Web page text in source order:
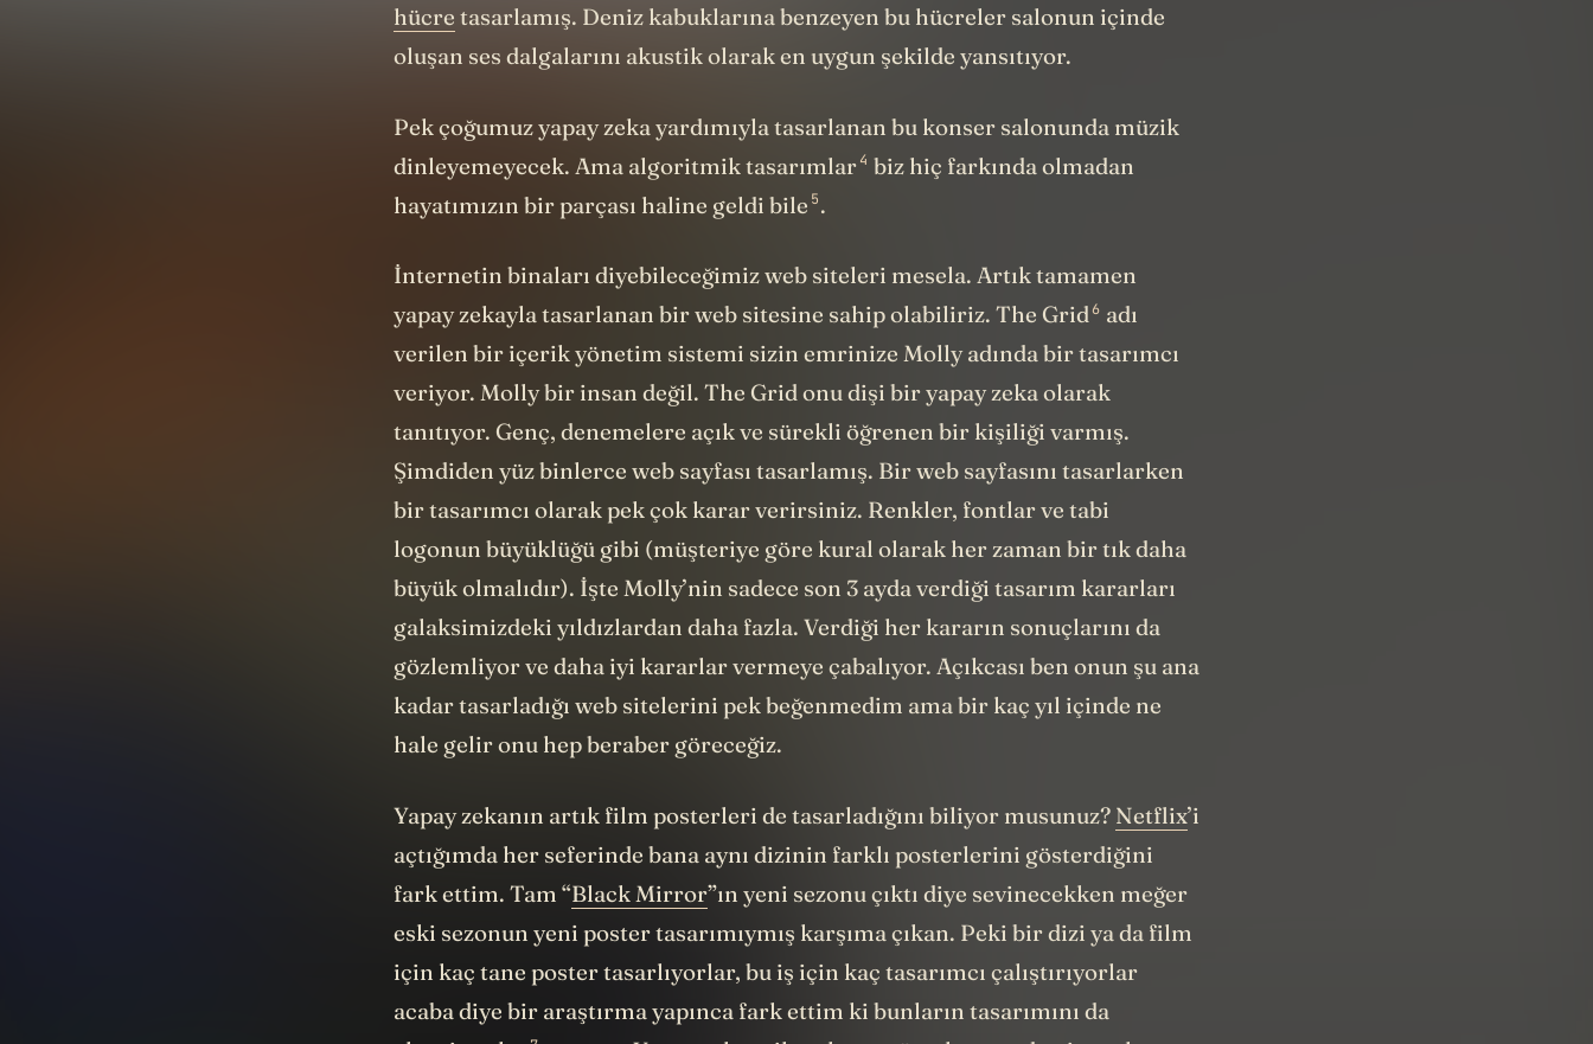
hücre tasarlamış. Deniz kabuklarına benzeyen bu hücreler salonun içinde
oluşan ses dalgalarını akustik olarak en uygun şekilde yansıtıyor.
Pek çoğumuz yapay zeka yardımıyla tasarlanan bu konser salonunda müzik
dinleyemeyecek. Ama algoritmik tasarımlar 4 biz hiç farkında olmadan
hayatımızın bir parçası haline geldi bile 5.
İnternetin binaları diyebileceğimiz web siteleri mesela. Artık tamamen
yapay zekayla tasarlanan bir web sitesine sahip olabiliriz. The Grid6 adı
verilen bir içerik yönetim sistemi sizin emrinize Molly adında bir tasarımcı
veriyor. Molly bir insan değil. The Grid onu dişi bir yapay zeka olarak
tanıtıyor. Genç, denemelere açık ve sürekli öğrenen bir kişiliği varmış.
Şimdiden yüz binlerce web sayfası tasarlamış. Bir web sayfasını tasarlarken
bir tasarımcı olarak pek çok karar verirsiniz. Renkler, fontlar ve tabi
logonun büyüklüğü gibi (müşteriye göre kural olarak her zaman bir tık daha
büyük olmalıdır). İşte Molly’nin sadece son 3 ayda verdiği tasarım kararları
galaksimizdeki yıldızlardan daha fazla. Verdiği her kararın sonuçlarını da
gözlemliyor ve daha iyi kararlar vermeye çabalıyor. Açıkcası ben onun şu ana
kadar tasarladığı web sitelerini pek beğenmedim ama bir kaç yıl içinde ne
hale gelir onu hep beraber göreceğiz.
Yapay zekanın artık film posterleri de tasarladığını biliyor musunuz? Netflix ’i
açtığımda her seferinde bana aynı dizinin farklı posterlerini gösterdiğini
fark ettim. Tam “ Black Mirror ”ın yeni sezonu çıktı diye sevinecekken meğer
eski sezonun yeni poster tasarımıymış karşıma çıkan. Peki bir dizi ya da film
için kaç tane poster tasarlıyorlar, bu iş için kaç tasarımcı çalıştırıyorlar
acaba diye bir araştırma yapınca fark ettim ki bunların tasarımını da